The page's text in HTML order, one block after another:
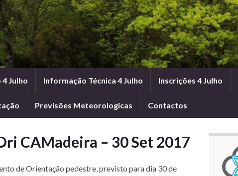
Julho Informação Técnica 4 Julho Inscrições 4 Julho
Previsões Meteorologicas Contactos
CAMadeira – 30 Set 2017
de Orientação pedestre, previsto para dia 30 de